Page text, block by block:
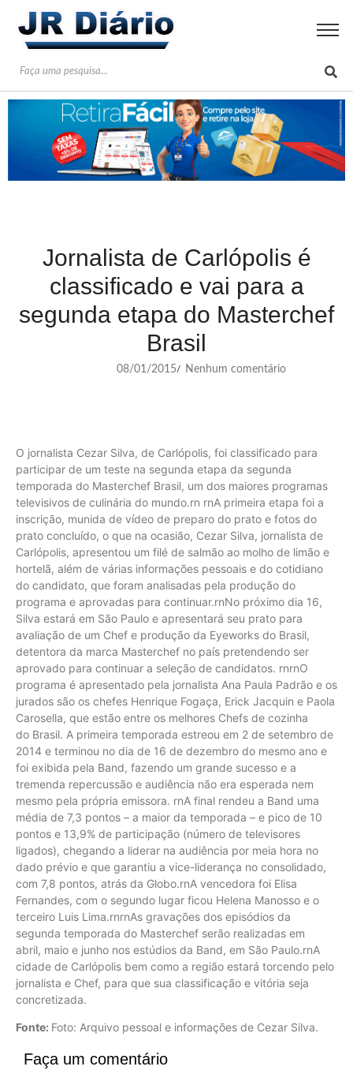
Jornalista de Carlópolis é
classificado e vai para a
segunda etapa do Masterchef
Brasil
08/01/2015/ Nenhum comentário
O jornalista Cezar Silva, de Carlópolis, foi classificado para
participar de um teste na segunda etapa da segunda
temporada do Masterchef Brasil, um dos maiores programas
televisivos de culinária do mundo.rn rnA primeira etapa foi a
inscrição, munida de vídeo de preparo do prato e fotos do
prato concluído, o que na ocasião, Cezar Silva, jornalista de
Carlópolis, apresentou um filé de salmão ao molho de limão e
hortelã, além de várias informações pessoais e do cotidiano
do candidato, que foram analisadas pela produção do
programa e aprovadas para continuar.rnNo próximo dia 16,
Silva estará em São Paulo e apresentará seu prato para
avaliação de um Chef e produção da Eyeworks do Brasil,
detentora da marca Masterchef no país pretendendo ser
aprovado para continuar a seleção de candidatos. rnrnO
programa é apresentado pela jornalista Ana Paula Padrão e os
jurados são os chefes Henrique Fogaça, Erick Jacquin e Paola
Carosella, que estão entre os melhores Chefs de cozinha
do Brasil. A primeira temporada estreou em 2 de setembro de
2014 e terminou no dia de 16 de dezembro do mesmo ano e
foi exibida pela Band, fazendo um grande sucesso e a
tremenda repercussão e audiência não era esperada nem
mesmo pela própria emissora. rnA final rendeu a Band uma
média de 7,3 pontos – a maior da temporada – e pico de 10
pontos e 13,9% de participação (número de televisores
ligados), chegando a liderar na audiência por meia hora no
dado prévio e que garantiu a vice-liderança no consolidado,
com 7,8 pontos, atrás da Globo.rnA vencedora foi Elisa
Fernandes, com o segundo lugar ficou Helena Manosso e o
terceiro Luis Lima.rnrnAs gravações dos episódios da
segunda temporada do Masterchef serão realizadas em
abril, maio e junho nos estúdios da Band, em São Paulo.rnA
cidade de Carlópolis bem como a região estará torcendo pelo
jornalista e Chef, para que sua classificação e vitória seja
concretizada.
Fonte: Foto: Arquivo pessoal e informações de Cezar Silva.
Faça um comentário